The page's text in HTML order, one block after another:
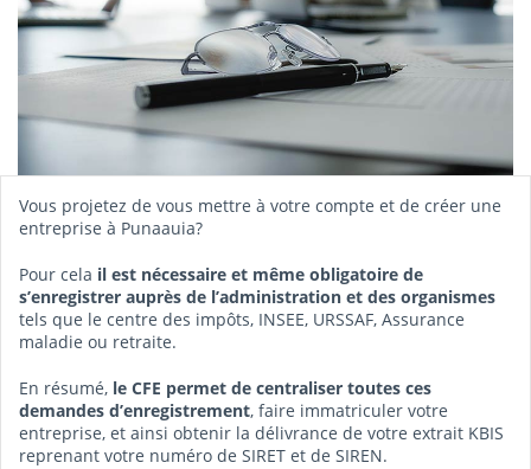
Vous projetez de vous mettre à votre compte et de créer une
entreprise à Punaauia?
Pour cela il est nécessaire et même obligatoire de
s’enregistrer auprès de l’administration et des organismes
tels que le centre des impôts, INSEE, URSSAF, Assurance
maladie ou retraite.
En résumé, le CFE permet de centraliser toutes ces
demandes d’enregistrement, faire immatriculer votre
entreprise, et ainsi obtenir la délivrance de votre extrait KBIS
reprenant votre numéro de SIRET et de SIREN.